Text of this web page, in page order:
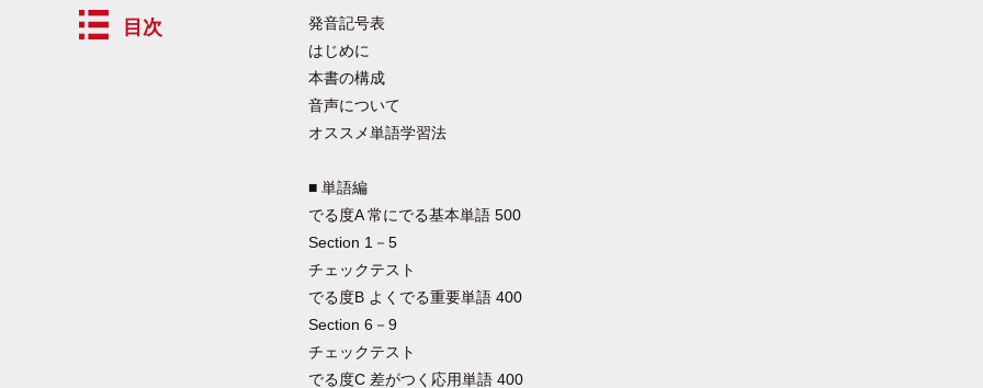
目次
発音記号表
はじめに
本書の構成
音声について
オススメ単語学習法
■ 単語編
でる度A 常にでる基本単語 500
Section 1－5
チェックテスト
でる度B よくでる重要単語 400
Section 6－9
チェックテスト
でる度C 差がつく応用単語 400